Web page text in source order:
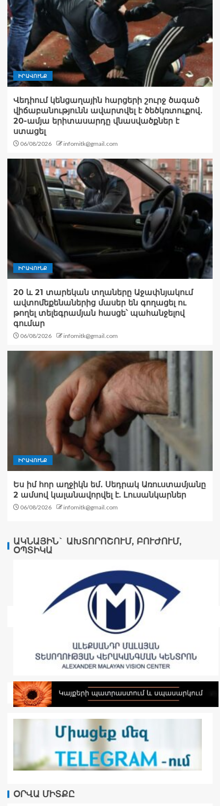
ԻՐԱՎՈՒՆՔ
Վեդիում կենցաղային հարցերի շուրջ ծագած
վիճաբանությունն ավարտվել է ծեծկռտուքով․
20-ամյա երիտասարդը վնասվածքներ է
ստացել
06/08/2026 infomitk@gmail.com
ԻՐԱՎՈՒՆՔ
20 և 21 տարեկան տղաները Աջափնյակում
ավտոմեքենաներից մասեր են գողացել ու
թողել տելեգրամյան հասցե՝ պահանջելով
գումար
06/08/2026 infomitk@gmail.com
ԻՐԱՎՈՒՆՔ
Ես իմ հոր աղջիկն եմ․ Սեդրակ Առուստամյանը
2 ամսով կալանավորվել է. Լուսանկարներ
06/08/2026 infomitk@gmail.com
ԱԿՆԱՅԻՆ` ԱԽՏՈՐՈՇՈՒՄ, ԲՈՒԺՈՒՄ,
ՕՊՏԻԿԱ
ՕՐՎԱ ՄԻՏՔԸ